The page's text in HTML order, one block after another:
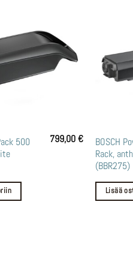
500
799,00€
BOSCH
Rack,
(BBR275)
Lisää